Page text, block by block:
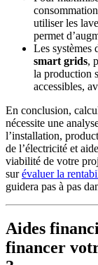
utiliser les
permet
Les systèmes
smart grids,
la production
accessibles,
En conclusion,
nécessite une
l’installation,
de l’électricité et
viabilité de votre
surévaluer la
guidera pas à pas
Aides
financer